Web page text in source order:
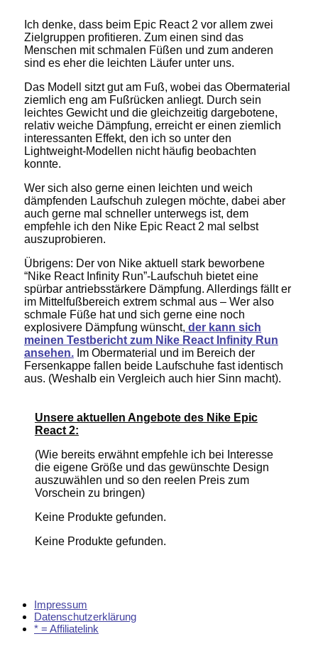
Ich denke, dass beim Epic React 2 vor allem zwei
Zielgruppen profitieren. Zum einen sind das
Menschen mit schmalen Füßen und zum anderen
sind es eher die leichten Läufer unter uns.
Das Modell sitzt gut am Fuß, wobei das Obermaterial
ziemlich eng am Fußrücken anliegt. Durch sein
leichtes Gewicht und die gleichzeitig dargebotene,
relativ weiche Dämpfung, erreicht er einen ziemlich
interessanten Effekt, den ich so unter den
Lightweight-Modellen nicht häufig beobachten
konnte.
Wer sich also gerne einen leichten und weich
dämpfenden Laufschuh zulegen möchte, dabei aber
auch gerne mal schneller unterwegs ist, dem
empfehle ich den Nike Epic React 2 mal selbst
auszuprobieren.
Übrigens: Der von Nike aktuell stark beworbene
“Nike React Infinity Run”-Laufschuh bietet eine
spürbar antriebsstärkere Dämpfung. Allerdings fällt er
im Mittelfußbereich extrem schmal aus – Wer also
schmale Füße hat und sich gerne eine noch
explosivere Dämpfung wünscht, der kann sich
meinen Testbericht zum Nike React Infinity Run
ansehen.Im Obermaterial und im Bereich der
Fersenkappe fallen beide Laufschuhe fast identisch
aus. (Weshalb ein Vergleich auch hier Sinn macht).
Unsere aktuellen Angebote des Nike Epic
React 2:
(Wie bereits erwähnt empfehle ich bei Interesse
die eigene Größe und das gewünschte Design
auszuwählen und so den reelen Preis zum
Vorschein zu bringen)
Keine Produkte gefunden.
Keine Produkte gefunden.
Impressum
Datenschutzerklärung
* = Affiliatelink